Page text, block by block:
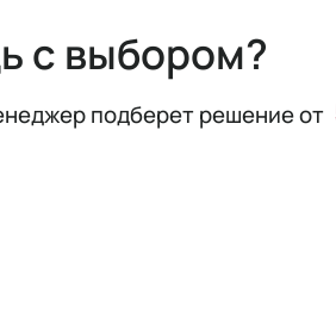
с выбором?
подберет решение от